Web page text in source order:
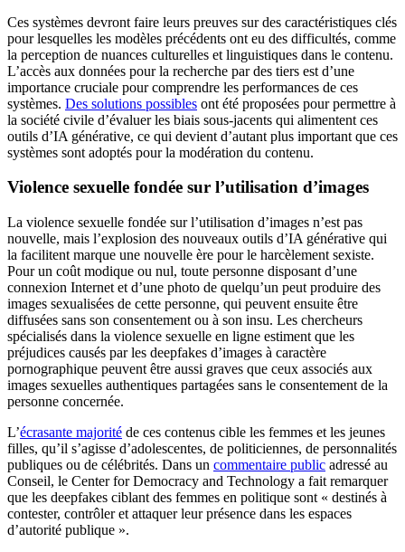
Ces systèmes devront faire leurs preuves sur des caractéristiques clés
pour lesquelles les modèles précédents ont eu des difficultés, comme
la perception de nuances culturelles et linguistiques dans le contenu.
L’accès aux données pour la recherche par des tiers est d’une
importance cruciale pour comprendre les performances de ces
systèmes. Des solutions possibles ont été proposées pour permettre à
la société civile d’évaluer les biais sous-jacents qui alimentent ces
outils d’IA générative, ce qui devient d’autant plus important que ces
systèmes sont adoptés pour la modération du contenu.
Violence sexuelle fondée sur l’utilisation d’images
La violence sexuelle fondée sur l’utilisation d’images n’est pas
nouvelle, mais l’explosion des nouveaux outils d’IA générative qui
la facilitent marque une nouvelle ère pour le harcèlement sexiste.
Pour un coût modique ou nul, toute personne disposant d’une
connexion Internet et d’une photo de quelqu’un peut produire des
images sexualisées de cette personne, qui peuvent ensuite être
diffusées sans son consentement ou à son insu. Les chercheurs
spécialisés dans la violence sexuelle en ligne estiment que les
préjudices causés par les deepfakes d’images à caractère
pornographique peuvent être aussi graves que ceux associés aux
images sexuelles authentiques partagées sans le consentement de la
personne concernée.
L’écrasante majorité de ces contenus cible les femmes et les jeunes
filles, qu’il s’agisse d’adolescentes, de politiciennes, de personnalités
publiques ou de célébrités. Dans un commentaire public adressé au
Conseil, le Center for Democracy and Technology a fait remarquer
que les deepfakes ciblant des femmes en politique sont « destinés à
contester, contrôler et attaquer leur présence dans les espaces
d’autorité publique ».